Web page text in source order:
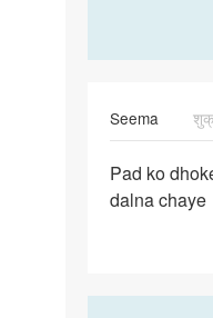
Seema
Pad
ko
Pad ko
dalna chaye